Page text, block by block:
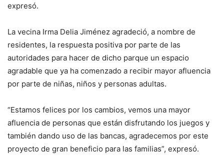
expresó.
La vecina Irma Delia Jiménez agradeció, a nombre de
residentes, la respuesta positiva por parte de las
autoridades para hacer de dicho parque un espacio
agradable que ya ha comenzado a recibir mayor afluencia
por parte de niñas, niños y personas adultas.
“Estamos felices por los cambios, vemos una mayor
afluencia de personas que están disfrutando los juegos y
también dando uso de las bancas, agradecemos por este
proyecto de gran beneficio para las familias”, expresó.